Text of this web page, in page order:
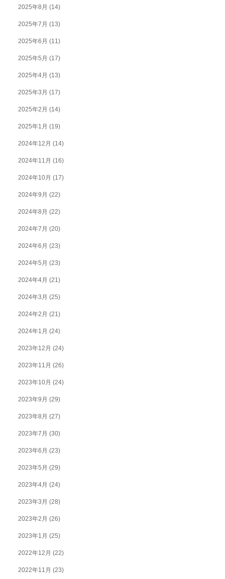
2025年8月 (14)
2025年7月 (13)
2025年6月 (11)
2025年5月 (17)
2025年4月 (13)
2025年3月 (17)
2025年2月 (14)
2025年1月 (19)
2024年12月 (14)
2024年11月 (16)
2024年10月 (17)
2024年9月 (22)
2024年8月 (22)
2024年7月 (20)
2024年6月 (23)
2024年5月 (23)
2024年4月 (21)
2024年3月 (25)
2024年2月 (21)
2024年1月 (24)
2023年12月 (24)
2023年11月 (26)
2023年10月 (24)
2023年9月 (29)
2023年8月 (27)
2023年7月 (30)
2023年6月 (23)
2023年5月 (29)
2023年4月 (24)
2023年3月 (28)
2023年2月 (26)
2023年1月 (25)
2022年12月 (22)
2022年11月 (23)